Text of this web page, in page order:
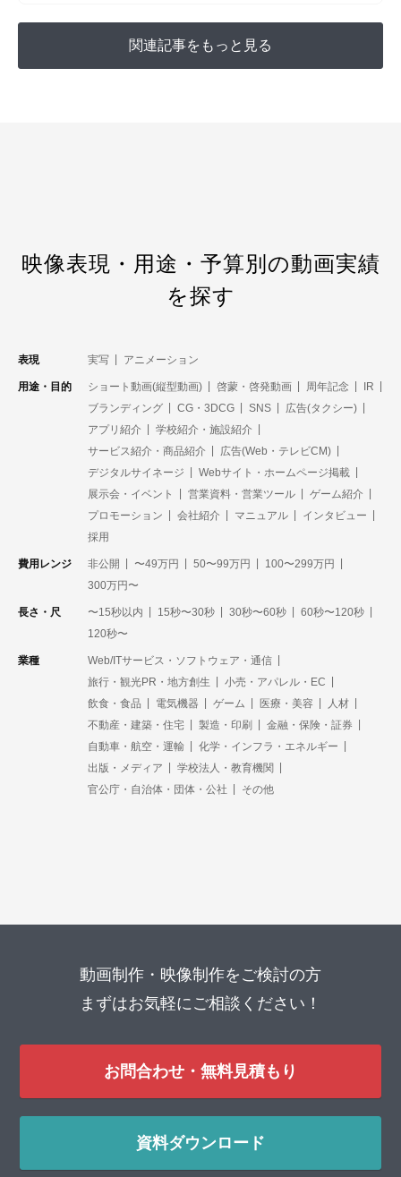
関連記事をもっと見る
映像表現・用途・予算別の動画実績
を探す
表現 実写 アニメーション
用途・目的 ショート動画(縦型動画) 啓蒙・啓発動画 周年記念
IR
ブランディング
CG・3DCG SNS
広告(タクシー)
アプリ紹介
学校紹介・施設紹介
サービス紹介・商品紹介
広告(Web・テレビCM)
デジタルサイネージ
Webサイト・ホームページ掲載
展示会・イベント
営業資料・営業ツール
ゲーム紹介
プロモーション
会社紹介 マニュアル
インタビュー
採用
費用レンジ 非公開 〜49万円 50〜99万円
100〜299万円
300万円〜
長さ・尺 〜15秒以内 15秒〜30秒 30秒〜60秒
60秒〜120秒
120秒〜
業種
Web/ITサービス・ソフトウェア・通信
旅行・観光PR・地方創生
小売・アパレル・EC
飲食・食品
電気機器 ゲーム 医療・美容
人材
不動産・建築・住宅
製造・印刷
金融・保険・証券
自動車・航空・運輸
化学・インフラ・エネルギー
出版・メディア
学校法人・教育機関
官公庁・自治体・団体・公社
その他
動画制作・映像制作をご検討の方
まずはお気軽にご相談ください！
お問合わせ・無料見積もり
資料ダウンロード